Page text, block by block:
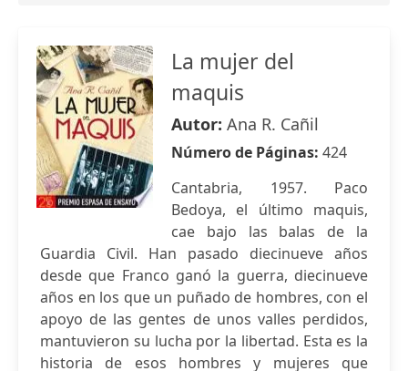
La mujer del
maquis
Autor: Ana R. Cañil
Número de Páginas: 424
Cantabria, 1957. Paco
Bedoya, el último maquis,
cae bajo las balas de la
Guardia Civil. Han pasado diecinueve años
desde que Franco ganó la guerra, diecinueve
años en los que un puñado de hombres, con el
apoyo de las gentes de unos valles perdidos,
mantuvieron su lucha por la libertad. Esta es la
historia de esos hombres y mujeres que